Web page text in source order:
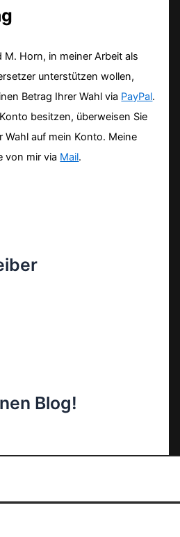
M. Horn, in meiner Arbeit als
unterstützen wollen,
Betrag Ihrer Wahl via PayPal.
besitzen, überweisen Sie
Wahl auf mein Konto. Meine
von mir via Mail.
Blog!